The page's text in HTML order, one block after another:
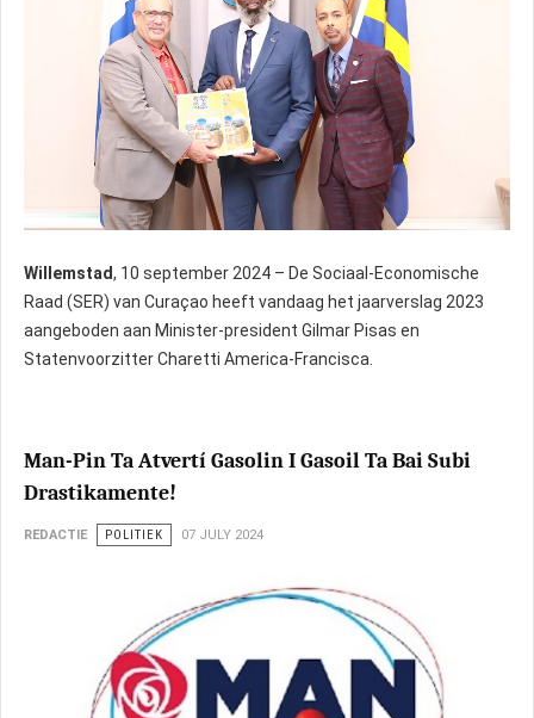
Willemstad, 10 september 2024 – De Sociaal-Economische
Raad (SER) van Curaçao heeft vandaag het jaarverslag 2023
aangeboden aan Minister-president Gilmar Pisas en
Statenvoorzitter Charetti America-Francisca.
Man-Pin Ta Atvertí Gasolin I Gasoil Ta Bai Subi
Drastikamente!
REDACTIE POLITIEK 07 JULY 2024